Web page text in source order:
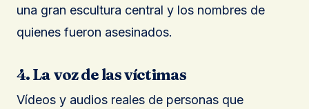
una gran escultura central y los nombres de
quienes fueron asesinados.
4. La voz de las víctimas
Vídeos y audios reales de personas que